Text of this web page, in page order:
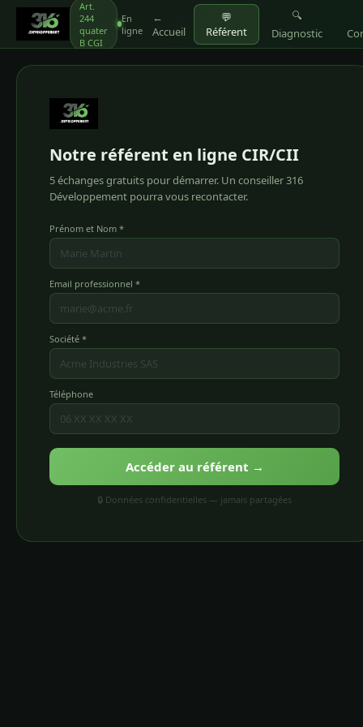
Art.
244
quater
B CGI
En
ligne
←
Accueil
💬
Référent
🔍
Diagnostic
Notre référent en ligne CIR/CII
5 échanges gratuits pour démarrer. Un conseiller 316
Développement pourra vous recontacter.
Prénom et Nom *
Email professionnel *
Société *
Téléphone
Accéder au référent →
🔒 Données confidentielles — jamais partagées